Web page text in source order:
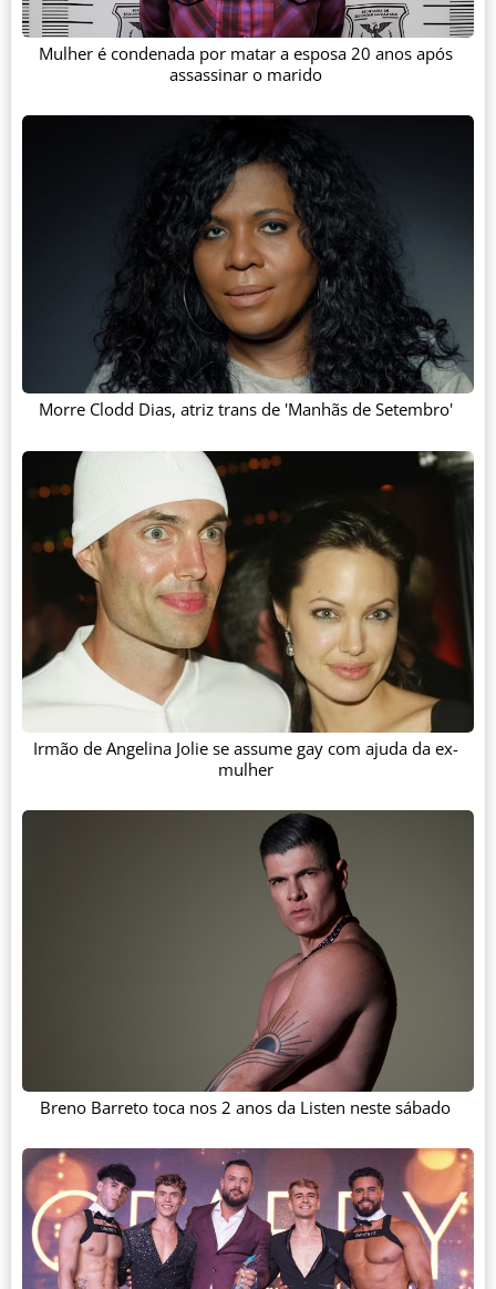
Mulher é condenada por matar a esposa 20 anos após
assassinar o marido
Morre Clodd Dias, atriz trans de 'Manhãs de Setembro'
Irmão de Angelina Jolie se assume gay com ajuda da ex-
mulher
Breno Barreto toca nos 2 anos da Listen neste sábado